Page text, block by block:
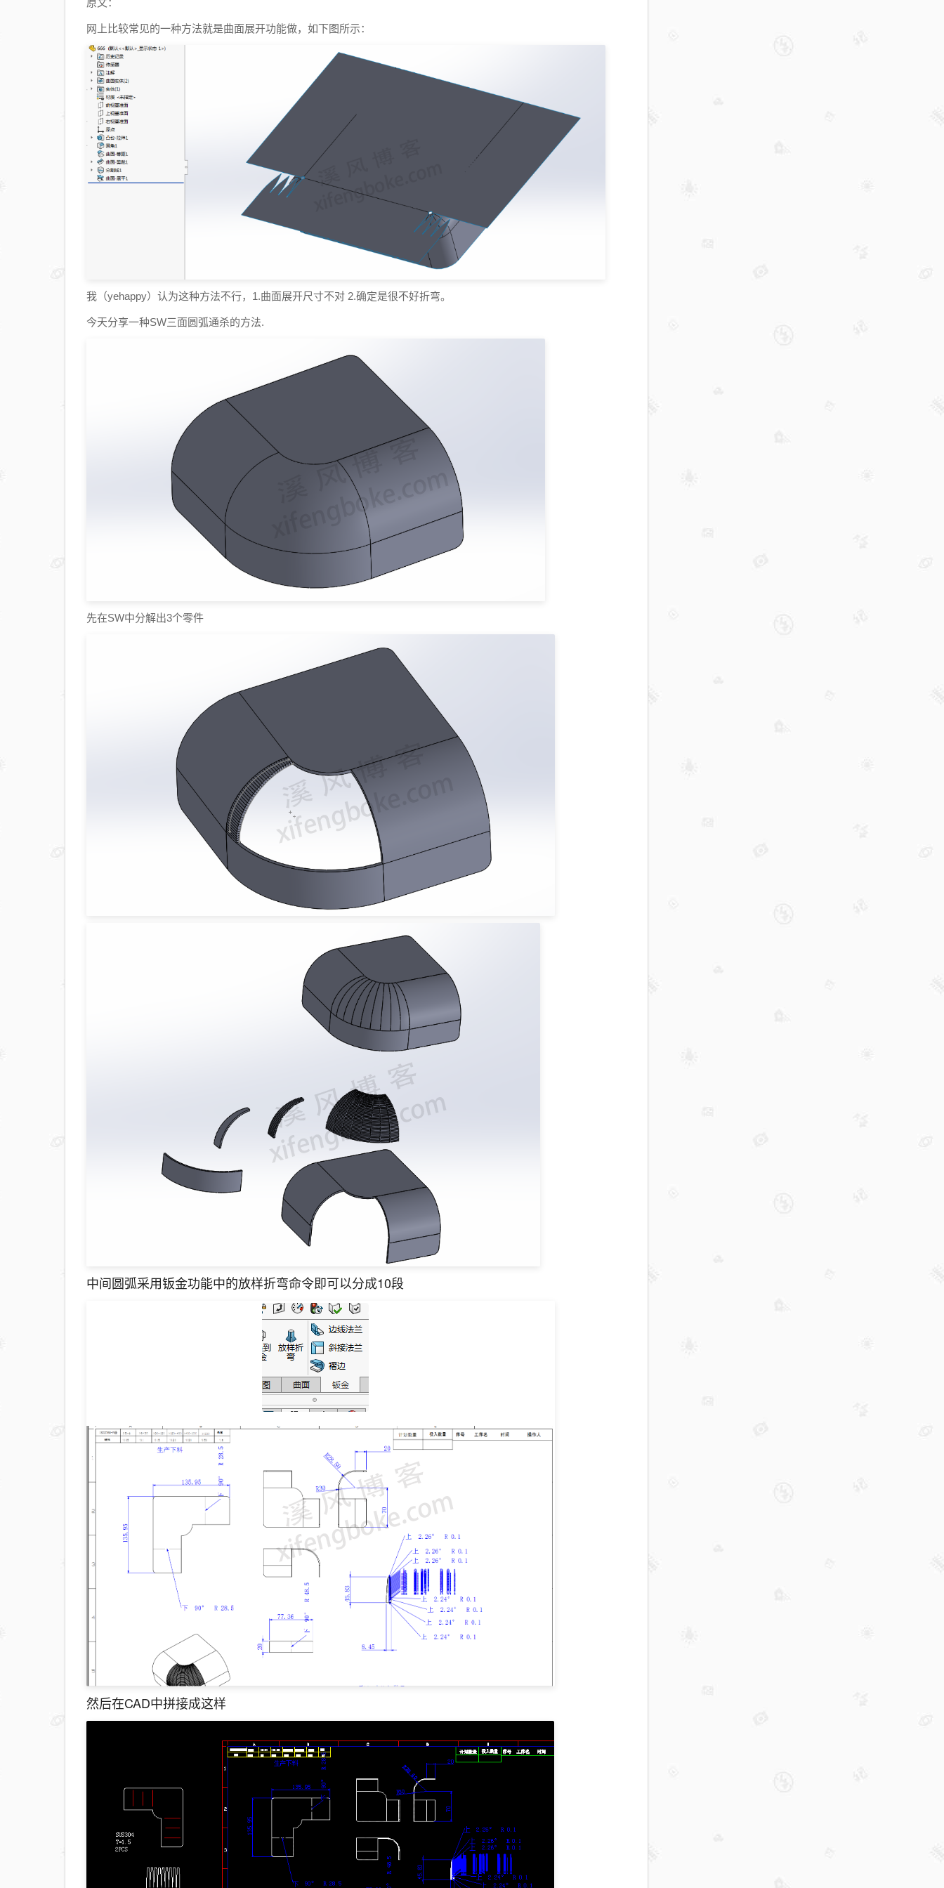
原文：
网上比较常见的一种方法就是曲面展开功能做，如下图所示：
我（yehappy）认为这种方法不行，1.曲面展开尺寸不对 2.确定是很不好折弯。
今天分享一种SW三面圆弧通杀的方法.
先在SW中分解出3个零件
中间圆弧采用钣金功能中的放样折弯命令即可以分成10段
然后在CAD中拼接成这样